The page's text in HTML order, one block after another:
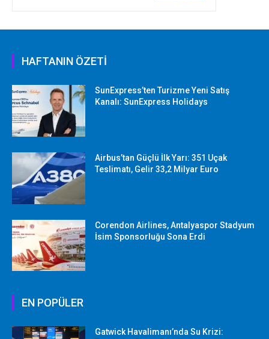
HAFTANIN ÖZETİ
SunExpress’ten Turizme Yeni Satış
Kanalı: SunExpress Holidays
Airbus’tan Güçlü İlk Yarı: 351 Uçak
Teslimatı, Gelir 33,2 Milyar Euro
Corendon Airlines, Antalyaspor Stadyum
İsim Sponsorluğu Sona Erdi
EN POPÜLER
Gatwick Havalimanı’nda Su Krizi: